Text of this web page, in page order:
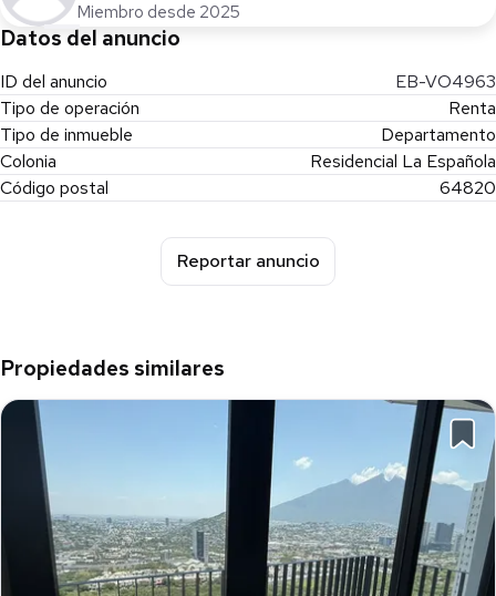
Miembro desde 2025
Datos del anuncio
ID del anuncio
EB-VO4963
Tipo de operación
Renta
Tipo de inmueble
Departamento
Colonia
Residencial La Española
Código postal
64820
Reportar anuncio
Propiedades similares